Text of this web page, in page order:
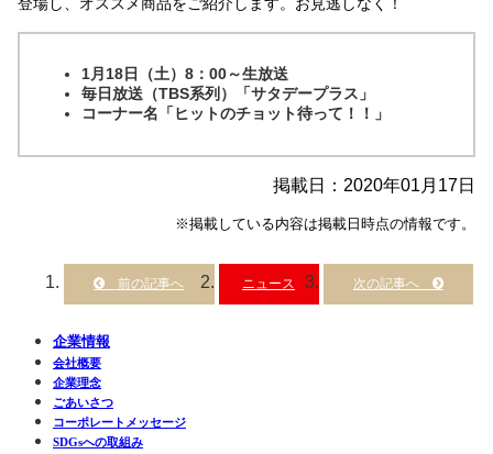
1月18日（土）8：00～生放送
毎日放送（TBS系列）「サタデープラス」
コーナー名「ヒットのチョット待って！！」
掲載日：2020年01月17日
※掲載している内容は掲載日時点の情報です。
ニュース
企業情報
会社概要
企業理念
ごあいさつ
コーポレートメッセージ
SDGsへの取組み